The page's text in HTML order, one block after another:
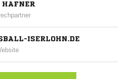
HAFNER
ISERLOHN.DE